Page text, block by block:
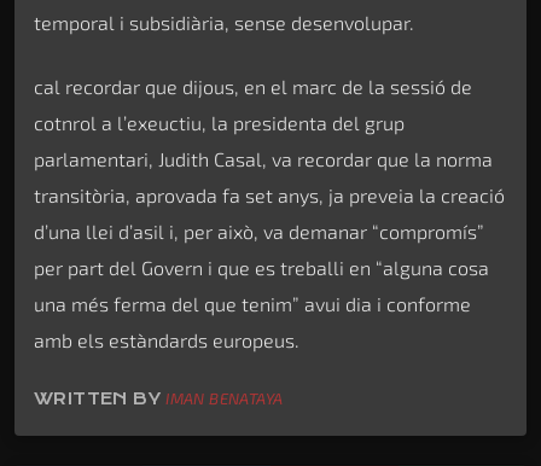
temporal i subsidiària, sense desenvolupar.
cal recordar que dijous, en el marc de la sessió de
cotnrol a l’exeuctiu, la presidenta del grup
parlamentari, Judith Casal, va recordar que la norma
transitòria, aprovada fa set anys, ja preveia la creació
d’una llei d’asil i, per això, va demanar “compromís”
per part del Govern i que es treballi en “alguna cosa
una més ferma del que tenim” avui dia i conforme
amb els estàndards europeus.
WRITTEN BYIMAN BENATAYA